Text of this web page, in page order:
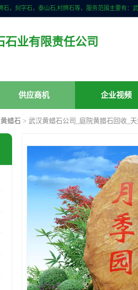
石业有限责任公司
供应商机 企业视频
黄蜡石 > 武汉黄蜡石公司_庭院黄腊石回收_